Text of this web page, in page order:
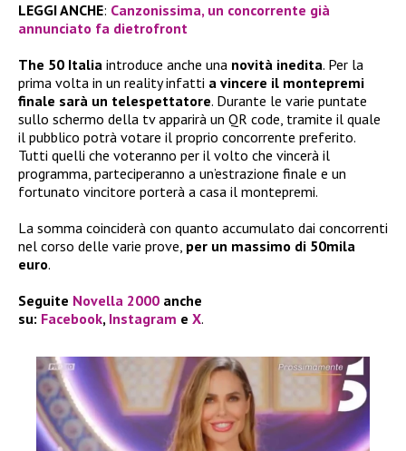
LEGGI ANCHE: Canzonissima, un concorrente già
annunciato fa dietrofront
The 50 Italia introduce anche una novità inedita. Per la
prima volta in un reality infatti a vincere il montepremi
finale sarà un telespettatore. Durante le varie puntate
sullo schermo della tv apparirà un QR code, tramite il quale
il pubblico potrà votare il proprio concorrente preferito.
Tutti quelli che voteranno per il volto che vincerà il
programma, parteciperanno a un’estrazione finale e un
fortunato vincitore porterà a casa il montepremi.
La somma coinciderà con quanto accumulato dai concorrenti
nel corso delle varie prove, per un massimo di 50mila
euro.
Seguite Novella 2000 anche
su: Facebook, Instagram e X.